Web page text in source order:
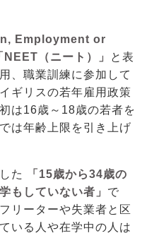
Employment or
NEET（ニート）」
と表
、職業訓練に参加して
ギリスの若年雇用政策
は16歳～18歳の若者を
は年齢上限を引き上げ
た
「15歳から34歳の
もしていない者」 で
リーターや失業者と区
いる人や在学中の人は